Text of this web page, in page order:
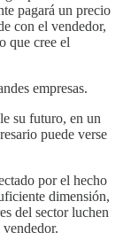
pagará un precio
con el vendedor,
que cree el
empresas.
su futuro, en un
puede verse
por el hecho
dimensión,
del sector luchen